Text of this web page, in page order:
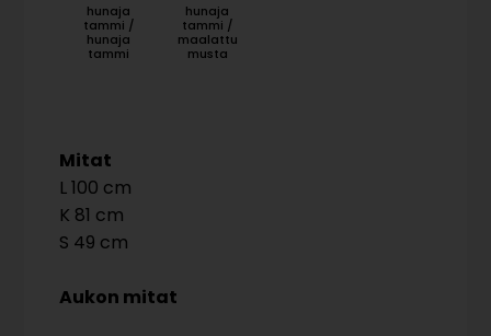
hunaja
tammi /
hunaja
tammi
hunaja
tammi /
maalattu
musta
Mitat
100
81
49
Aukon mitat